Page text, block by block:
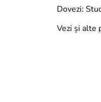
Dovezi:
Vezi și alte